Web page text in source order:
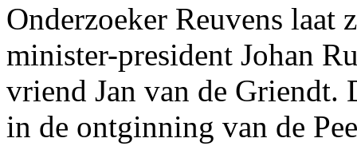
Onderzoeker Reuvens laat
minister-president Johan
vriend Jan van de Griendt.
in de ontginning van de